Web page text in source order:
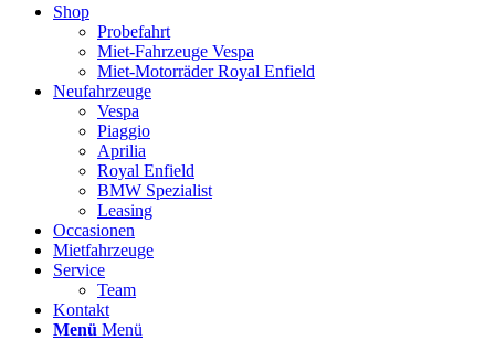
Hauptnavigation
Shop
Probefahrt
Miet-Fahrzeuge Vespa
Miet-Motorräder Royal Enfield
Neufahrzeuge
Vespa
Piaggio
Aprilia
Royal Enfield
BMW Spezialist
Leasing
Occasionen
Mietfahrzeuge
Service
Team
Kontakt
Menü Menü